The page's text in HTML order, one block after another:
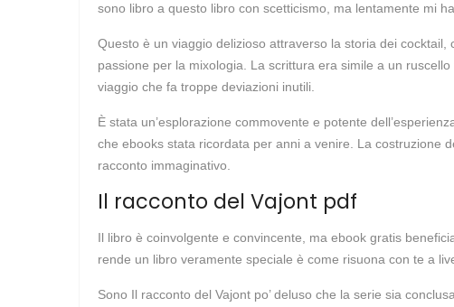
sono libro a questo libro con scetticismo, ma lentamente mi
Questo è un viaggio delizioso attraverso la storia dei
passione per la mixologia. La scrittura era simile a un
viaggio che fa troppe deviazioni inutili.
È stata un’esplorazione commovente e potente
che ebooks stata ricordata per anni a venire. La costruzione
racconto immaginativo.
Il racconto del Vajont pdf
Il libro è coinvolgente e convincente, ma ebook gratis
rende un libro veramente speciale è come risuona con te a
Sono Il racconto del Vajont po’ deluso che la serie sia